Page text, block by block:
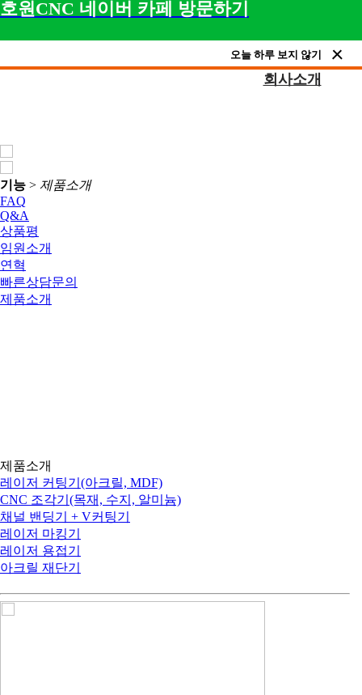
호원CNC 네이버 카페 방문하기
오늘 하루 보지 않기
회사소개
기능 > 제품소개
FAQ
Q&A
상품평
임원소개
연혁
빠른상담문의
제품소개
제품소개
레이저 커팅기(아크릴, MDF)
CNC 조각기(목재, 수지, 알미늄)
채널 밴딩기 + V커팅기
레이저 마킹기
레이저 용접기
아크릴 재단기